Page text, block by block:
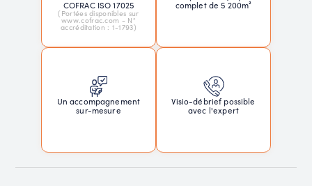
COFRAC ISO 17025
(Portées disponibles sur
www.cofrac.com - N°
accréditation : 1-1793)
complet de 5 200m²
Un accompagnement
sur-mesure
Visio-débrief possible
avec l'expert